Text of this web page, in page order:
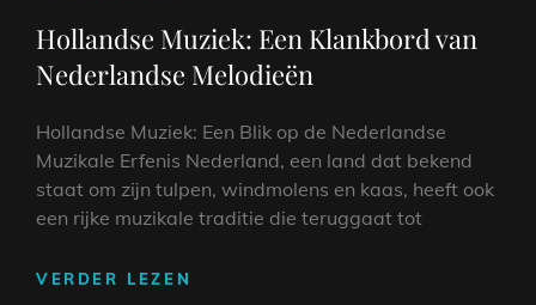
Hollandse Muziek: Een Klankbord van
Nederlandse Melodieën
Hollandse Muziek: Een Blik op de Nederlandse
Muzikale Erfenis Nederland, een land dat bekend
staat om zijn tulpen, windmolens en kaas, heeft ook
een rijke muzikale traditie die teruggaat tot
VERDER LEZEN